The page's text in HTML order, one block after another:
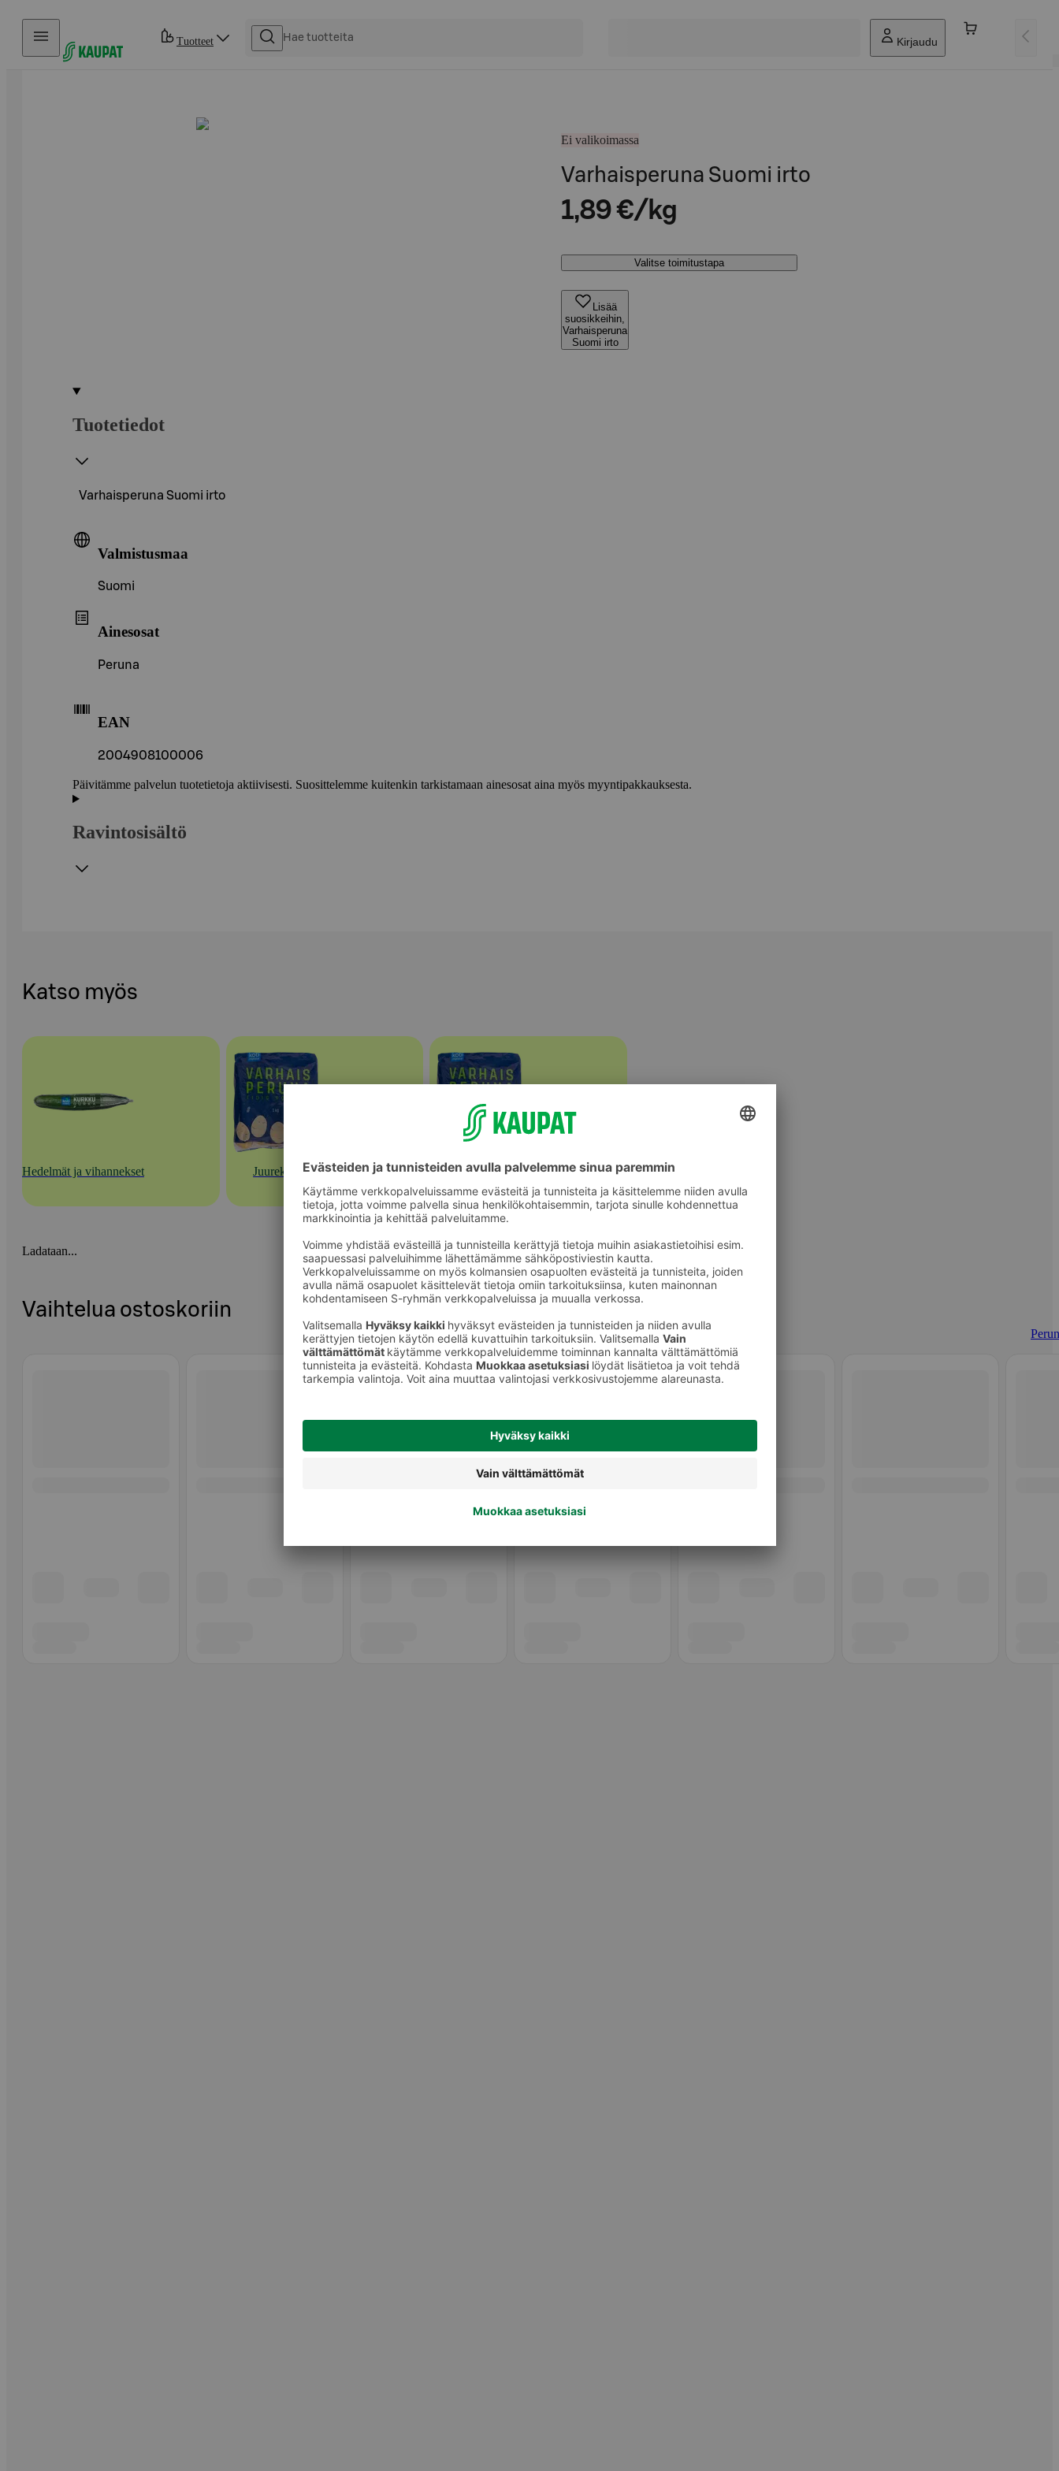
Hyppää sisältöön
Tuotteet Kirjaudu
Ei valikoimassa
Varhaisperuna Suomi irto
1,89 €/kg
Valitse toimitustapa
Lisää
suosikkeihin,
Varhaisperuna
Suomi irto
Tuotetiedot
Varhaisperuna Suomi irto
Valmistusmaa
Suomi
Ainesosat
Peruna
EAN
2004908100006
Päivitämme palvelun tuotetietoja aktiivisesti. Suosittelemme kuitenkin tarkistamaan ainesosat aina myös myyntipakkauksesta.
Ravintosisältö
Katso myös
Hedelmät ja vihannekset Juurekset Perunat
Ladataan...
Vaihtelua ostoskoriin